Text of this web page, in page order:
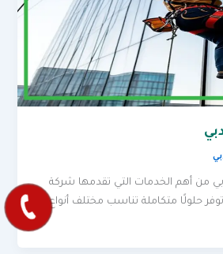
من أهم الخدمات التي تقدمها شركة
حلولًا متكاملة تناسب مختلف أنواع